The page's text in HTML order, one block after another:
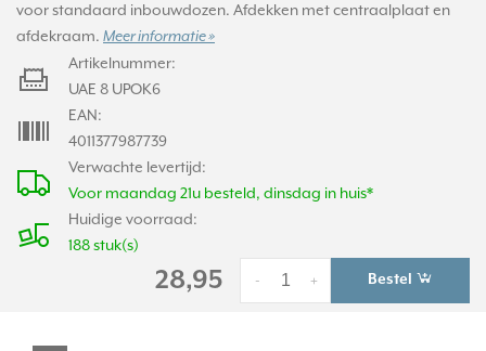
voor standaard inbouwdozen. Afdekken met centraalplaat en
afdekraam. Meer informatie »
Verwachte levertijd:
Voor maandag 21u besteld, dinsdag in huis*
Huidige voorraad:
188 stuk(s)
Artikelnummer:
UAE 8 UPOK6
EAN:
4011377987739
28,95 +
- Bestel